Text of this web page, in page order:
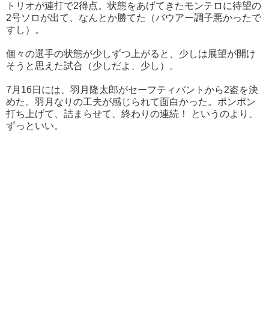
トリオが連打で2得点。状態をあげてきたモンテロに待望の
2号ソロが出て、なんとか勝てた（バウアー調子悪かったで
すし）。
個々の選手の状態が少しずつ上がると、少しは展望が開け
そうと思えた試合（少しだよ、少し）。
7月16日には、羽月隆太郎がセーフティバントから2盗を決
めた。羽月なりの工夫が感じられて面白かった。ポンポン
打ち上げて、詰まらせて、終わりの連続！ というのより、
ずっといい。